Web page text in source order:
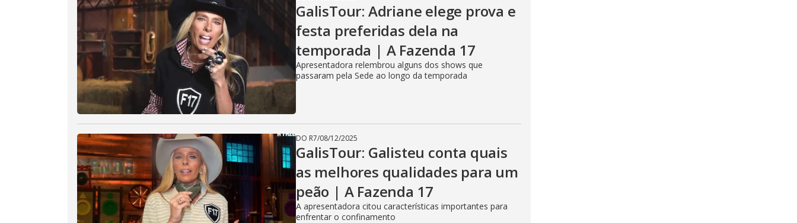
GalisTour: Adriane elege prova e
festa preferidas dela na
temporada | A Fazenda 17
Apresentadora relembrou alguns dos shows que
passaram pela Sede ao longo da temporada
DO R7/08/12/2025
GalisTour: Galisteu conta quais
as melhores qualidades para um
peão | A Fazenda 17
A apresentadora citou características importantes para
enfrentar o confinamento